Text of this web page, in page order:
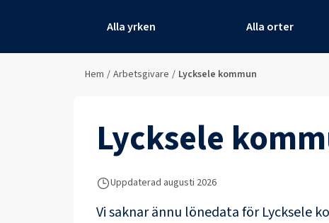
Alla yrken Alla orter
Hem / Arbetsgivare / Lycksele kommun
Lycksele
Uppdaterad augusti 2026
Vi saknar ännu lönedata förLycksele